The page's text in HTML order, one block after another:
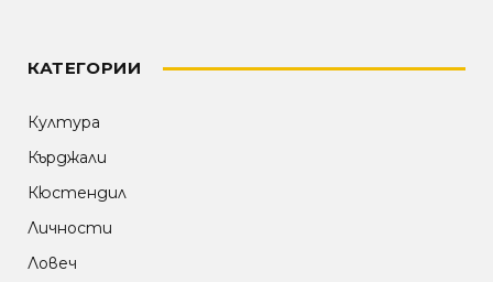
КАТЕГОРИИ
Култура
Кърджали
Кюстендил
Личности
Ловеч